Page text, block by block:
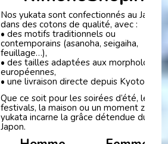
Nos yukata sont confectionnés au Japon
dans des cotons de qualité, avec :
• des motifs traditionnels ou
contemporains (asanoha, seigaiha,
feuillage…),
• des tailles adaptées aux morphologies
européennes,
• une livraison directe depuis Kyoto.
Que ce soit pour les soirées d’été, les
festivals, la maison ou un moment zen, le
yukata incarne la grâce détendue du
Japon.